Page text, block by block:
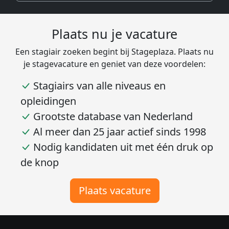
Plaats nu je vacature
Een stagiair zoeken begint bij Stageplaza. Plaats nu
je stagevacature en geniet van deze voordelen:
Stagiairs van alle niveaus en
opleidingen
Grootste database van Nederland
Al meer dan 25 jaar actief sinds 1998
Nodig kandidaten uit met één druk op
de knop
Plaats vacature